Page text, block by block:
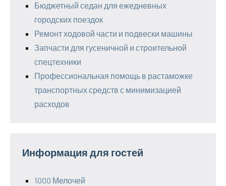
Бюджетный седан для ежедневных
городских поездок
Ремонт ходовой части и подвески машины
Запчасти для гусеничной и строительной
спецтехники
Профессиональная помощь в растаможке
транспортных средств с минимизацией
расходов
Информация для гостей
1000 Мелочей